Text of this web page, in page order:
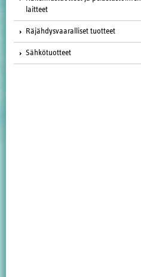
laitteet
Räjähdysvaaralliset tuotteet
Sähkötuotteet